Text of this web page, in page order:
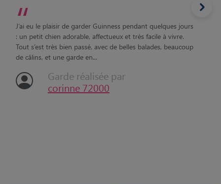
“
J’ai eu le plaisir de garder Guinness pendant quelques jours